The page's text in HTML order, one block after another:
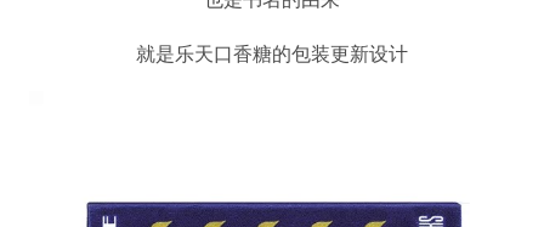
就是乐天口香糖的包装更新设计